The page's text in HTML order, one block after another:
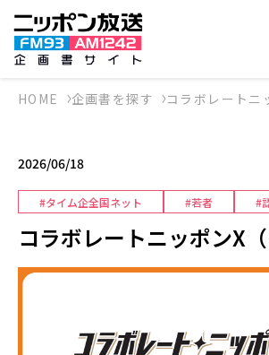
HOME 企画書を探す コラボレートニ
2026/06/18
#タイム企全国ネット #若者 #
コラボレートニッポンX（